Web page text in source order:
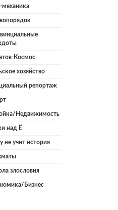
механика
Космос
хозяйство
репортаж
Недвижимость
над Ё
не учит история
злословия
Бизнес